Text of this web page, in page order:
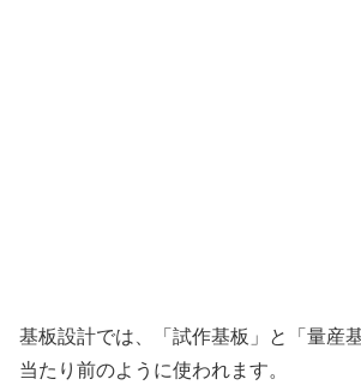
基板設計では、「試作基板」と「量産
当たり前のように使われます。